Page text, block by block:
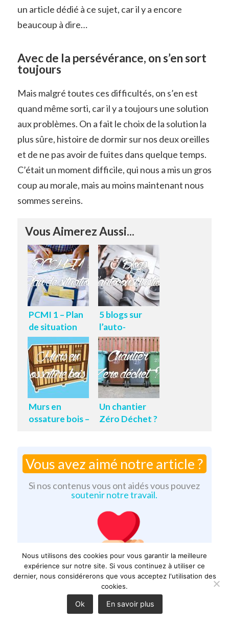
un article dédié à ce sujet, car il y a encore
beaucoup à dire…
Avec de la persévérance, on s’en sort
toujours
Mais malgré toutes ces difficultés, on s’en est
quand même sorti, car il y a toujours une solution
aux problèmes. On a fait le choix de la solution la
plus sûre, histoire de dormir sur nos deux oreilles
et de ne pas avoir de fuites dans quelque temps.
C’était un moment difficile, qui nous a mis un gros
coup au morale, mais au moins maintenant nous
sommes sereins.
Vous Aimerez Aussi...
PCMI 1 – Plan
de situation
5 blogs sur
l’auto-
construction
et les maisons
en ossature
bois
Murs en
ossature bois –
Un chantier
Zéro Déchet ?
Vous avez aimé notre article ?
Si nos contenus vous ont aidés vous pouvez
soutenir notre travail.
Cliquez pour nous soutenir
Nous utilisons des cookies pour vous garantir la meilleure
expérience sur notre site. Si vous continuez à utiliser ce
dernier, nous considérerons que vous acceptez l'utilisation des
cookies.
Ok En savoir plus